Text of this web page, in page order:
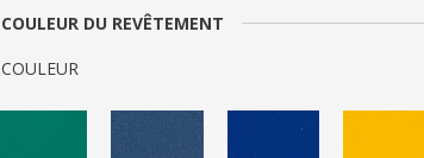
COULEUR DU REVÊTEMENT
COULEUR